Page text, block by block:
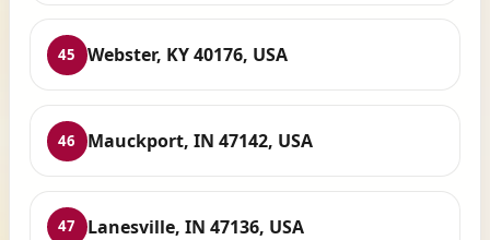
45 Webster, KY 40176, USA
46 Mauckport, IN 47142, USA
47 Lanesville, IN 47136, USA